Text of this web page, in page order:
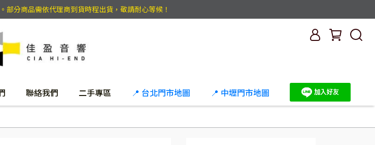
部分商品需依代理商到貨時程出貨，敬請耐心等候！
聯絡我們 二手專區 📍 台北門市地圖 📍 中壢門市地圖